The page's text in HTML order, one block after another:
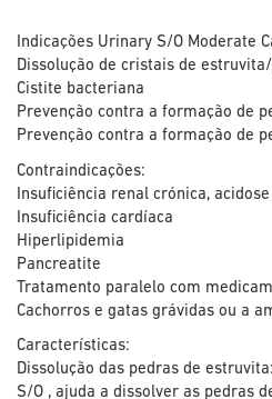
Indicações Urinary S/O Moderate
Dissolução de cristais de
Cistite bacteriana
Prevenção contra a formação de
Prevenção contra a formação de
Contraindicações:
Insuficiência renal crónica,
Insuficiência cardíaca
Hiperlipidemia
Pancreatite
Tratamento paralelo com
Cachorros e gatas grávidas ou a
Características:
Dissolução das pedras de
S/O , ajuda a dissolver as pedras